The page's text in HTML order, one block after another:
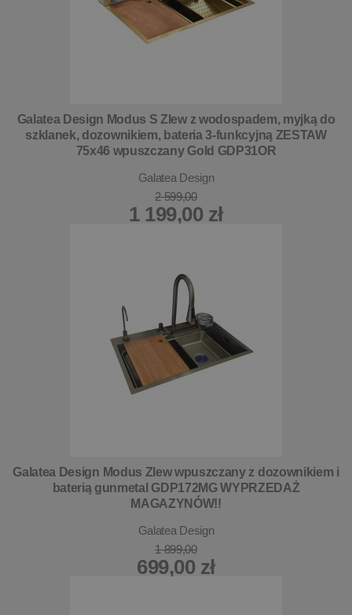
Galatea Design Modus S Zlew z wodospadem, myjką do
szklanek, dozownikiem, bateria 3-funkcyjną ZESTAW
75x46 wpuszczany Gold GDP31OR
Galatea Design
2 599,00
1 199,00 zł
Galatea Design Modus Zlew wpuszczany z dozownikiem i
baterią gunmetal GDP172MG WYPRZEDAŻ
MAGAZYNÓW!!
Galatea Design
1 899,00
699,00 zł